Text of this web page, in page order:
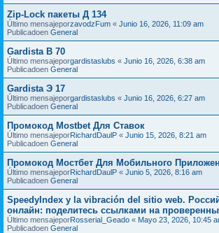
Zip-Lock пакеты Д 134
Último mensajeporzavodzFum « Junio 16, 2026, 11:09 am
Publicadoen General
Gardista В 70
Último mensajeporgardistaslubs « Junio 16, 2026, 6:38 am
Publicadoen General
Gardista Э 17
Último mensajeporgardistaslubs « Junio 16, 2026, 6:27 am
Publicadoen General
Промокод Mostbet Для Ставок
Último mensajeporRichardDaulP « Junio 15, 2026, 8:21 am
Publicadoen General
Промокод Мостбет Для Мобильного
Último mensajeporRichardDaulP « Junio 5, 2026, 8:16 am
Publicadoen General
SpeedyIndex y la vibración del sitio web.
онлайн: поделитесь ссылками на
Último mensajeporRosserial_Geado « Mayo 23, 2026, 10:45
Publicadoen General